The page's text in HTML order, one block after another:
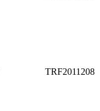
TRF2011208